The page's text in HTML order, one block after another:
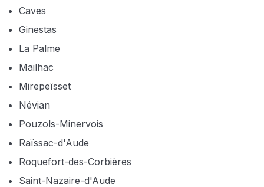
Caves
Ginestas
La Palme
Mailhac
Mirepeïsset
Névian
Pouzols-Minervois
Raïssac-d'Aude
Roquefort-des-Corbières
Saint-Nazaire-d'Aude